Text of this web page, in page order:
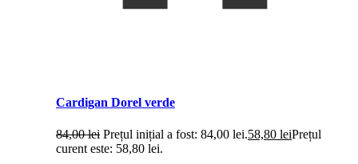
Cardigan Dorel verde
84,00lei Prețul inițial a fost: 84,00 lei.58,80 leiPrețul
curent este: 58,80 lei.